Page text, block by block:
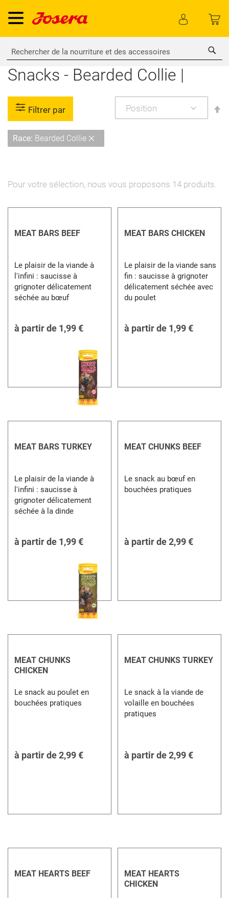
Snacks - Bearded Collie |
Race Bearded Collie
cet
Pour votre sélection, nous vous proposons 14 produits.
MEAT BARS BEEF
Le plaisir de la viande à
l'infini : saucisse à
grignoter délicatement
séchée au bœuf
à partir de 1,99 €
MEAT BARS CHICKEN
Le plaisir de la viande sans
fin : saucisse à grignoter
délicatement séchée avec
du poulet
à partir de 1,99 €
MEAT BARS TURKEY
Le plaisir de la viande à
l'infini : saucisse à
grignoter délicatement
séchée à la dinde
à partir de 1,99 €
MEAT CHUNKS BEEF
Le snack au bœuf en
bouchées pratiques
à partir de2,99 €
MEAT CHUNKS
CHICKEN
Le snack au poulet en
bouchées pratiques
à partir de2,99 €
MEAT CHUNKS TURKEY
Le snack à la viande de
volaille en bouchées
pratiques
à partir de2,99 €
MEAT HEARTS BEEF
MEAT HEARTS
CHICKEN
Filtrer par